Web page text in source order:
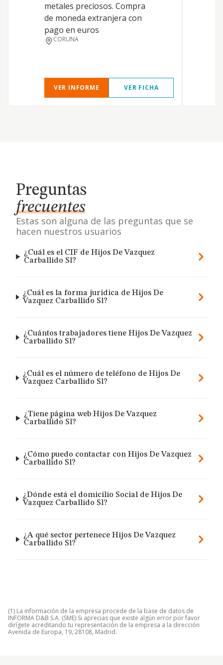
metales preciosos. Compra
de moneda extranjera con
pago en euros
CORUNA
VER INFORME VER FICHA
Preguntas
frecuentes
Estas son alguna de las preguntas que se
hacen nuestros usuarios
¿Cuál es el CIF de Hijos De Vazquez
Carballido Sl?
¿Cuál es la forma jurídica de Hijos De
Vazquez Carballido Sl?
¿Cuántos trabajadores tiene Hijos De Vazquez
Carballido Sl?
¿Cuál es el número de teléfono de Hijos De
Vazquez Carballido Sl?
¿Tiene página web Hijos De Vazquez
Carballido Sl?
¿Cómo puedo contactar con Hijos De Vazquez
Carballido Sl?
¿Dónde está el domicilio Social de Hijos De
Vazquez Carballido Sl?
¿A qué sector pertenece Hijos De Vazquez
Carballido Sl?
(1) La información de la empresa procede de la base de datos de
INFORMA D&B S.A. (SME) Si aprecias que existe algún error por favor
dirígete acreditando tu representación de la empresa a la dirección
Avenida de Europa, 19, 28108, Madrid.